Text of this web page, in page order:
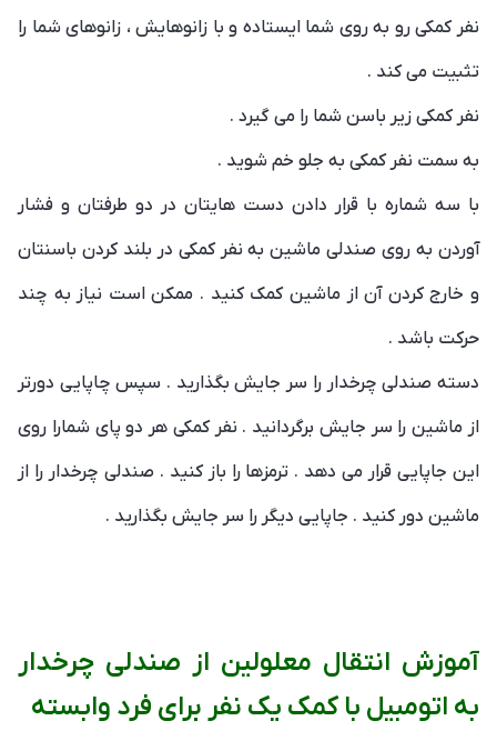
نفر کمکی رو به روی شما ایستاده و با زانوهایش ، زانوهای شما را
تثبیت می کند .
نفر کمکی زیر باسن شما را می گیرد .
به سمت نفر کمکی به جلو خم شوید .
با سه شماره با قرار دادن دست هایتان در دو طرفتان و فشار
آوردن به روی صندلی ماشین به نفر کمکی در بلند کردن باسنتان
و خارج کردن آن از ماشین کمک کنید . ممکن است نیاز به چند
حرکت باشد .
دسته صندلی چرخدار را سر جایش بگذارید . سپس چاپایی دورتر
از ماشین را سر جایش برگردانید . نفر کمکی هر دو پای شمارا روی
این جاپایی قرار می دهد . ترمزها را باز کنید . صندلی چرخدار را از
ماشین دور کنید . جاپایی دیگر را سر جایش بگذارید .
آموزش انتقال معلولین از صندلی چرخدار
به اتومبیل با کمک یک نفر برای فرد وابسته